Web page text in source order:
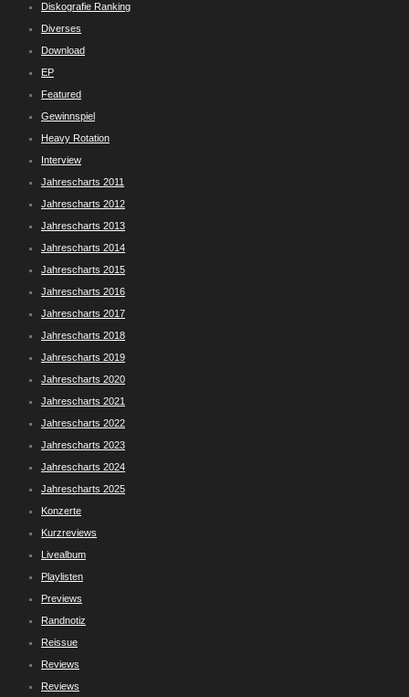
Diskografie Ranking
Diverses
Download
EP
Featured
Gewinnspiel
Heavy Rotation
Interview
Jahrescharts 2011
Jahrescharts 2012
Jahrescharts 2013
Jahrescharts 2014
Jahrescharts 2015
Jahrescharts 2016
Jahrescharts 2017
Jahrescharts 2018
Jahrescharts 2019
Jahrescharts 2020
Jahrescharts 2021
Jahrescharts 2022
Jahrescharts 2023
Jahrescharts 2024
Jahrescharts 2025
Konzerte
Kurzreviews
Livealbum
Playlisten
Previews
Randnotiz
Reissue
Reviews
Reviews